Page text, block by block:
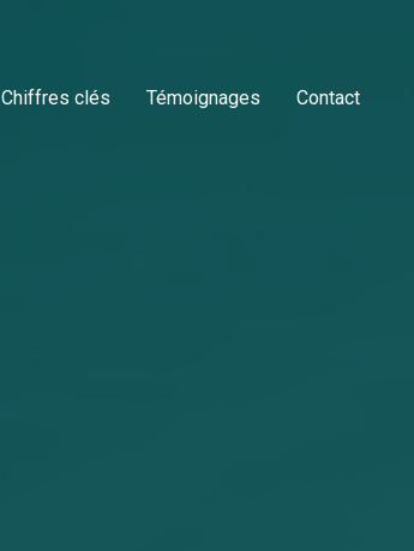
Chiffres clés Témoignages Contact